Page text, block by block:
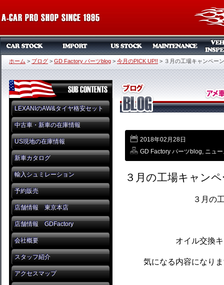
ホーム > ブログ > GD Factory パーツblog > 今月のPICK UP!! > ３月の工場キャンペー
LEXANIのAW&タイヤ格安セット
中古車・新車の在庫情報
US現地の在庫情報
新車カタログ
輸入シュミレーション
予約販売
店舗情報 東京本店
店舗情報 GDFactory
会社概要
スタッフ紹介
アクセスマップ
2018年02月28日
GD Factory パーツblog, ニュ
３月の工場キャン
３月の
オイル交換
気になる内容になり